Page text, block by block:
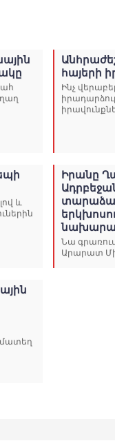
հայերի
Ինչ
և
Իրանը
Նա
Արարատ